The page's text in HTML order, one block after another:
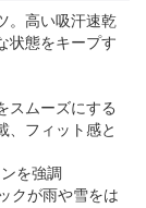
。高い吸汗速乾
状態をキープす
スムーズにする
、フィット感と
を強調
クが雨や雪をは